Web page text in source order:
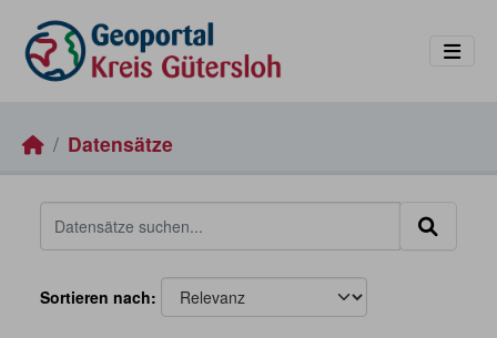
Datensätze
Sortieren nach